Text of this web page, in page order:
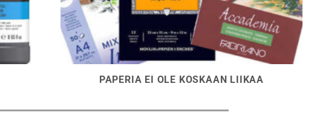
PAPERIA EI OLE KOSKAAN LIIKAA